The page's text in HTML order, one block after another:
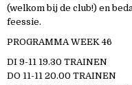
(welkom bij de club!) en
feessie.
PROGRAMMA WEEK 46
DI 9-11 19.30 TRAINEN
DO 11-11 20.00 TRAINEN